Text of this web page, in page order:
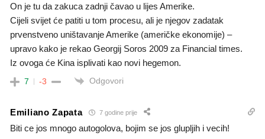
On je tu da zakuca zadnji čavao u lijes Amerike.
Cijeli svijet će patiti u tom procesu, ali je njegov zadatak
prvenstveno uništavanje Amerike (američke ekonomije) –
upravo kako je rekao Georgij Soros 2009 za Financial times.
Iz ovoga će Kina isplivati kao novi hegemon.
7 -3 Odgovori
Emiliano Zapata 7 godine prije
Biti ce jos mnogo autogolova, bojim se jos glupljih i vecih!